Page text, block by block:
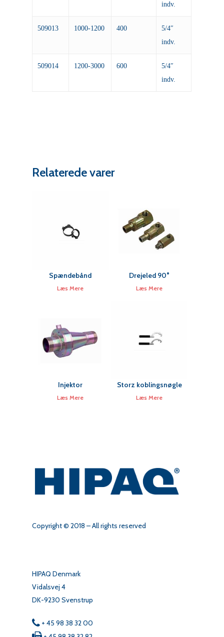
indv.
509013 1000-1200 400
5/4″
indv.
509014 1200-3000 600
5/4″
indv.
Relaterede varer
Spændebånd
Læs Mere
Drejeled 90°
Læs Mere
Injektor
Læs Mere
Storz koblingsnøgle
Læs Mere
Copyright © 2018 – All rights reserved
HIPAQ Denmark
Vidalsvej 4
DK-9230 Svenstrup
+ 45 98 38 32 00